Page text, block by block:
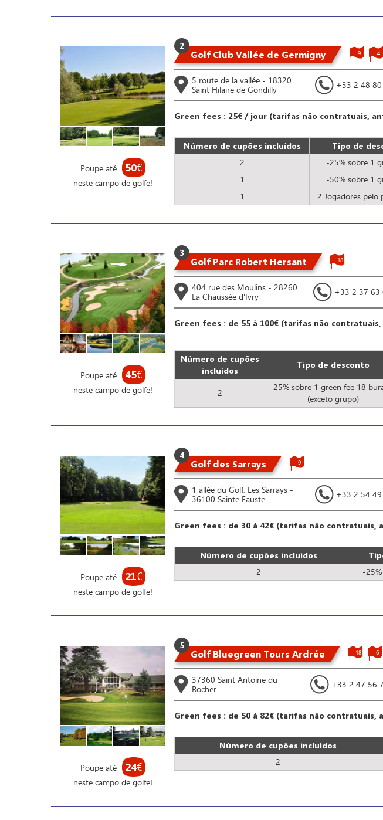
Poupe até 50€
neste campo de golfe!
2
Golf Club Vallée de Germigny 9 4
5 route de la vallée - 18320
Saint Hilaire de Gondilly
+33 2 48
Green fees : 25€ / jour (tarifas não contratuais,
Número de cupões incluídos Tipo de
2
-25% sobre 1
1
-50% sobre 1
1
2 Jogadores pelo
Poupe até 45€
neste campo de golfe!
3
Golf Parc Robert Hersant 18
404 rue des Moulins - 28260
La Chaussée d'Ivry
+33 2 37 63
Green fees : de 55 à 100€ (tarifas não
Número de cupões
incluídos
Tipo de desconto
2
-25% sobre 1 green fee 18
(exceto grupo)
Poupe até 21€
neste campo de golfe!
4
Golf des Sarrays 9
1 allée du Golf, Les Sarrays -
36100 Sainte Fauste
+33 2 54
Green fees : de 30 à 42€ (tarifas não contratuais,
Número de cupões incluídos
2
-
Poupe até 24€
neste campo de golfe!
5
Golf Bluegreen Tours Ardrée 18 6
37360 Saint Antoine du
Rocher
+33 2 47 56
Green fees : de 50 à 82€ (tarifas não contratuais,
Número de cupões incluídos
2